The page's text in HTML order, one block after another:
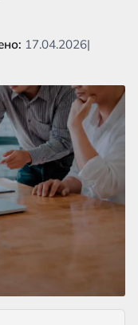
17.04.2026|